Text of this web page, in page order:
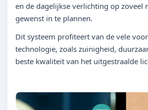
en de dagelijkse verlichting op zoveel
gewenst in te plannen.
Dit systeem profiteert van de vele
technologie, zoals zuinigheid,
beste kwaliteit van het uitgestraalde